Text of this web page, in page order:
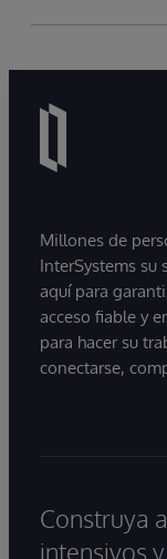
Millones de
InterSystems su
aquí para
acceso fiable y
para hacer su
conectarse,
Construya
intensivos